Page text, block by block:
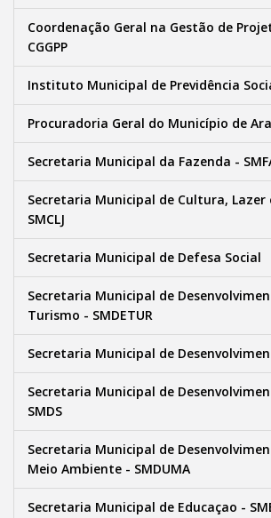
Coordenação Geral na Gestão de
CGGPP
Instituto Municipal de Previdência
Procuradoria Geral do Município de
Secretaria Municipal da Fazenda -
Secretaria Municipal de Cultura, Lazer
SMCLJ
Secretaria Municipal de Defesa Social
Secretaria Municipal de
Turismo - SMDETUR
Secretaria Municipal de
Secretaria Municipal de
SMDS
Secretaria Municipal de
Meio Ambiente - SMDUMA
Secretaria Municipal de Educaçao -